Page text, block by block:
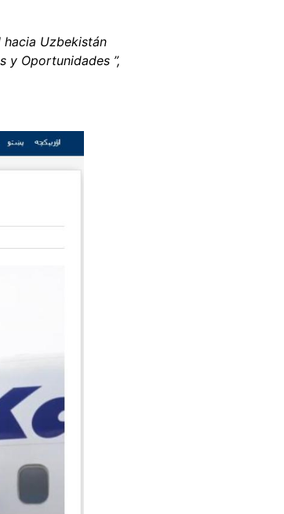
hacia Uzbekistán
y Oportunidades ”,